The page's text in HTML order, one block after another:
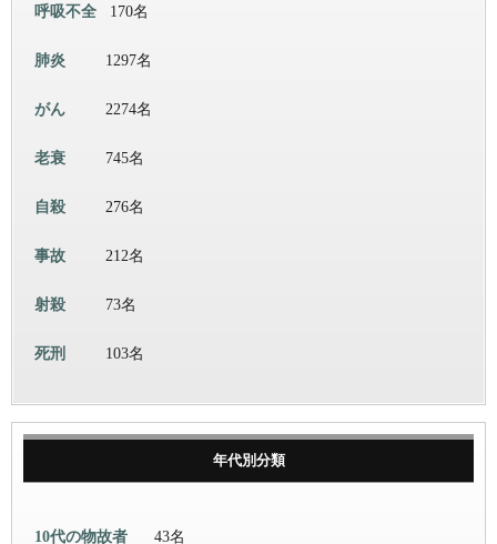
呼吸不全 170名
肺炎 1297名
がん 2274名
老衰 745名
自殺 276名
事故 212名
射殺 73名
死刑 103名
年代別分類
10代の物故者 43名